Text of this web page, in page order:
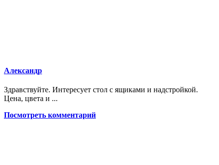
Александр
Здравствуйте. Интересует стол с ящиками и надстройкой.
Цена, цвета и ...
Посмотреть комментарий